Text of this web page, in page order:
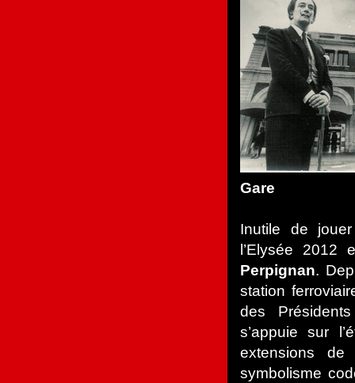
Gare
Inutile de
l’Elysée
Perpignan.
station
des
s’appuie sur
extensions
symbolisme